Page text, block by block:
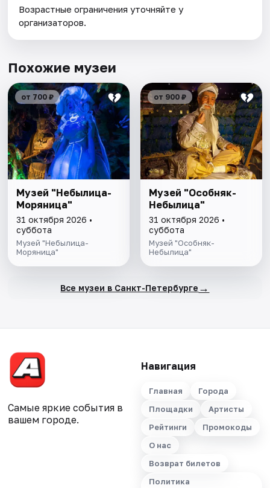
Возрастные ограничения уточняйте у
организаторов.
Похожие музеи
от 700 ₽
Музей "Небылица-
Моряница"
31 октября 2026 •
суббота
Музей "Небылица-
Моряница"
от 900 ₽
Музей "Особняк-
Небылица"
31 октября 2026 •
суббота
Музей "Особняк-
Небылица"
Все музеи в Санкт-Петербурге →
Самые яркие события в
вашем городе.
Навигация
Главная
Города
Площадки
Артисты
Рейтинги
Промокоды
О нас
Возврат билетов
Политика